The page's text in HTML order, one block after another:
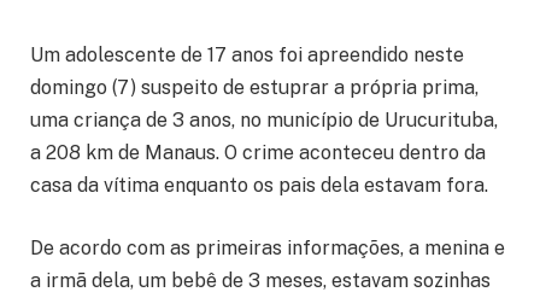
Um adolescente de 17 anos foi apreendido neste
domingo (7) suspeito de estuprar a própria prima,
uma criança de 3 anos, no município de Urucurituba,
a 208 km de Manaus. O crime aconteceu dentro da
casa da vítima enquanto os pais dela estavam fora.
De acordo com as primeiras informações, a menina e
a irmã dela, um bebê de 3 meses, estavam sozinhas